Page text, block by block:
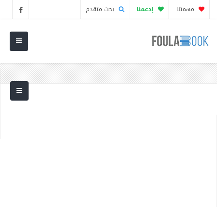
مهمتنا إدعمنا بحث متقدم